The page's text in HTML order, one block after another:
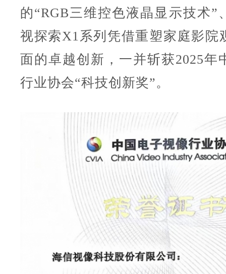
的“RGB三维控色液晶显示技术”
视探索X1系列凭借重塑家庭影院
面的卓越创新，一并斩获2025年
行业协会“科技创新奖”。